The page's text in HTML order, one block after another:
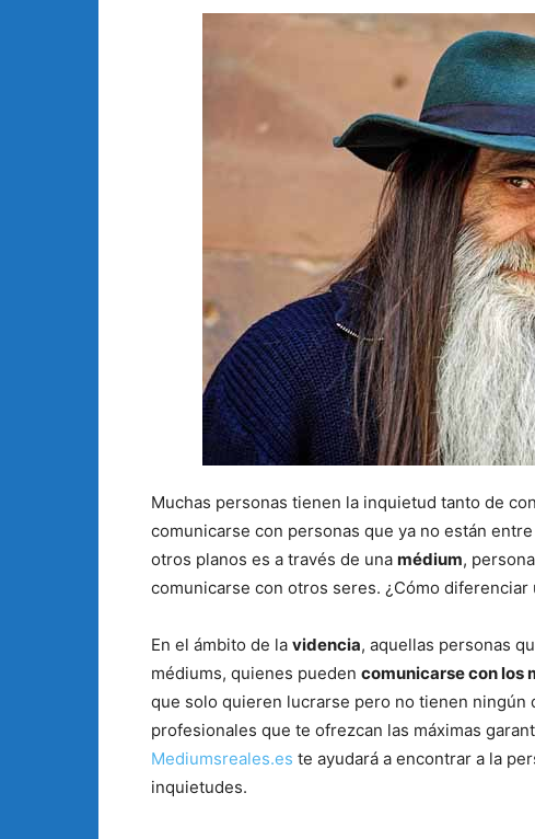
Muchas personas tienen la inquietud tanto de
comunicarse con personas que ya no están
otros planos es a través de una médium,
comunicarse con otros seres. ¿Cómo
En el ámbito de la videncia, aquellas personas
médiums, quienes pueden comunicarse con los
que solo quieren lucrarse pero no tienen
profesionales que te ofrezcan las máximas
Mediumsreales.es te ayudará a encontrar a la
inquietudes.